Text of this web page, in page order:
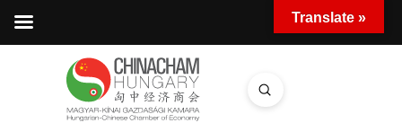
Search
Submit
Translate »